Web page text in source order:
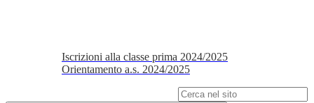
Iscrizioni alla classe prima 2024/2025
Orientamento a.s. 2024/2025